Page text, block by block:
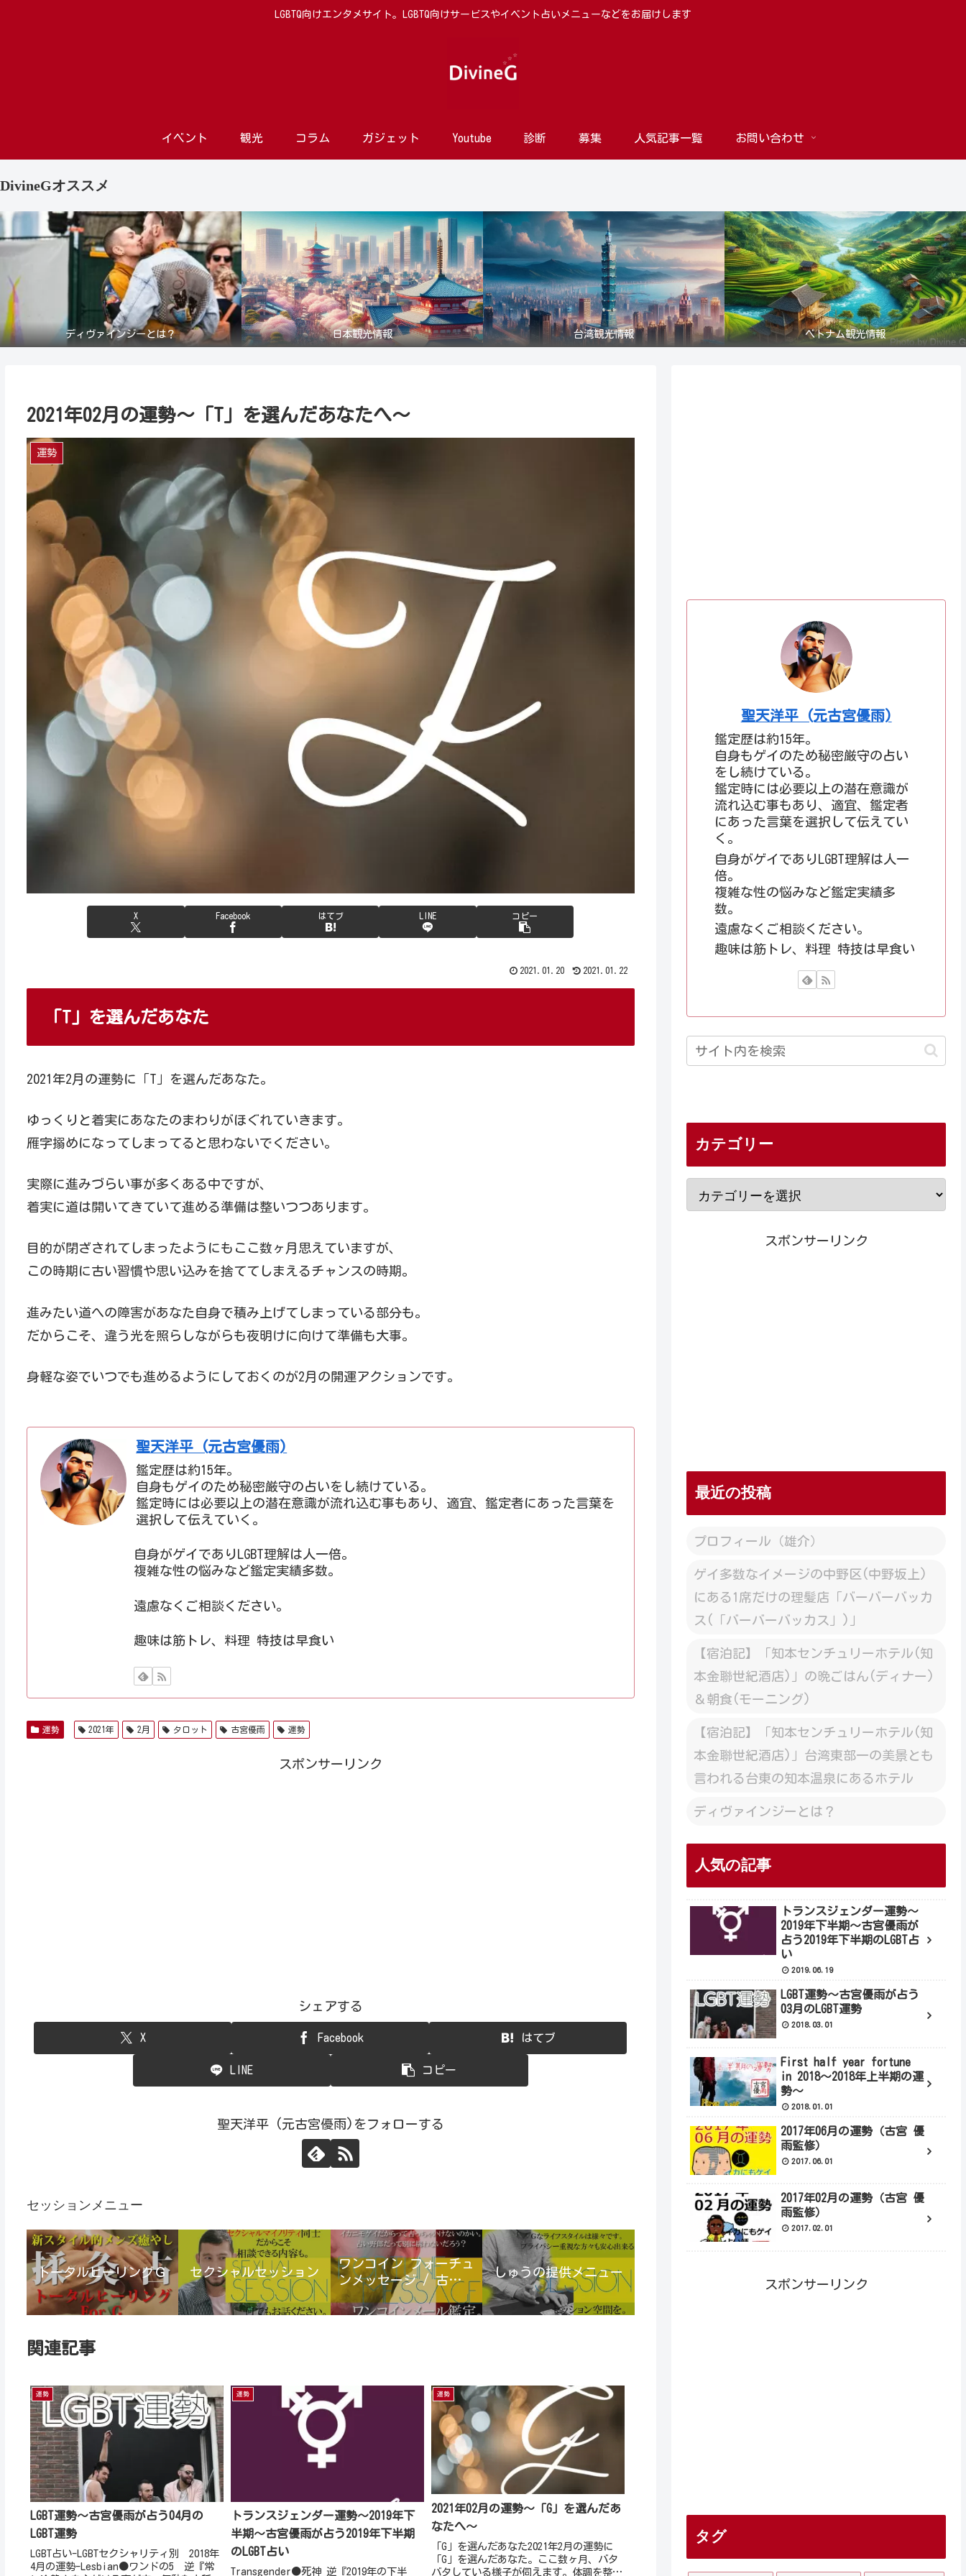
LGBTQ向けエンタメサイト。LGBTQ向けサービスやイベント占いメニューなどをお届けします
イベント 観光 コラム ガジェット Youtube 診断 募集 人気記事一覧 お問い合わせ
DivineGオススメ
ディヴァインジーとは？ 日本観光情報 台湾観光情報 ベトナム観光情報
2021年02月の運勢～「T」を選んだあなたへ～
運勢
X Facebook はてブ LINE コピー
2021.01.20 2021.01.22
「T」を選んだあなた
2021年2月の運勢に「T」を選んだあなた。
ゆっくりと着実にあなたのまわりがほぐれていきます。
雁字搦めになってしまってると思わないでください。
実際に進みづらい事が多くある中ですが、
着実に道は開いてきていて進める準備は整いつつあります。
目的が閉ざされてしまったようにもここ数ヶ月思えていますが、
この時期に古い習慣や思い込みを捨ててしまえるチャンスの時期。
進みたい道への障害があなた自身で積み上げてしまっている部分も。
だからこそ、違う光を照らしながらも夜明けに向けて準備も大事。
身軽な姿でいつでも進めるようにしておくのが2月の開運アクションです。
聖天洋平 (元古宮優雨)
鑑定歴は約15年。
自身もゲイのため秘密厳守の占いをし続けている。
鑑定時には必要以上の潜在意識が流れ込む事もあり、適宜、鑑定者にあった言葉を
選択して伝えていく。
自身がゲイでありLGBT理解は人一倍。
複雑な性の悩みなど鑑定実績多数。
遠慮なくご相談ください。
趣味は筋トレ、料理 特技は早食い
運勢 2021年 2月 タロット 古宮優雨 運勢
スポンサーリンク
シェアする
X Facebook はてブ
LINE コピー
聖天洋平 (元古宮優雨)をフォローする
セッションメニュー
トータルヒーリングＧ セクシャルセッション
ワンコイン フォーチュ
ンメッセージ / 古宮優
雨
しゅうの提供メニュー
関連記事
運勢
LGBT運勢～古宮優雨が占う04月の
LGBT運勢
LGBT占い-LGBTセクシャリティ別 2018年
4月の運勢-Lesbian●ワンドの5 逆『常
運勢
トランスジェンダー運勢～2019年下
半期～古宮優雨が占う2019年下半期
のLGBT占い
Transgender●死神 逆『2019年の下半
運勢
2021年02月の運勢～「G」を選んだあ
なたへ～
「G」を選んだあなた2021年2月の運勢に
「G」を選んだあなた。ここ数ヶ月、バタ
バタしている様子が伺えます。体調を整え
聖天洋平 (元古宮優雨)
鑑定歴は約15年。
自身もゲイのため秘密厳守の占い
をし続けている。
鑑定時には必要以上の潜在意識が
流れ込む事もあり、適宜、鑑定者
にあった言葉を選択して伝えてい
く。
自身がゲイでありLGBT理解は人一
倍。
複雑な性の悩みなど鑑定実績多
数。
遠慮なくご相談ください。
趣味は筋トレ、料理 特技は早食い
カテゴリー
スポンサーリンク
最近の投稿
プロフィール（雄介）
ゲイ多数なイメージの中野区(中野坂上)
にある1席だけの理髪店「バーバーバッカ
ス(「バーバーバッカス」)」
【宿泊記】「知本センチュリーホテル(知
本金聯世紀酒店)」の晩ごはん(ディナー)
＆朝食(モーニング)
【宿泊記】「知本センチュリーホテル(知
本金聯世紀酒店)」台湾東部一の美景とも
言われる台東の知本温泉にあるホテル
ディヴァインジーとは？
人気の記事
トランスジェンダー運勢～
2019年下半期～古宮優雨が
占う2019年下半期のLGBT占
い
2019.06.19
LGBT運勢～古宮優雨が占う
03月のLGBT運勢
2018.03.01
First half year fortune
in 2018～2018年上半期の運
勢～
2018.01.01
2017年06月の運勢（古宮 優
雨監修）
2017.06.01
2017年02月の運勢（古宮 優
雨監修）
2017.02.01
スポンサーリンク
タグ